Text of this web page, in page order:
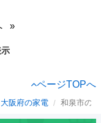
ページTOPへ
大阪府の家電 和泉市の